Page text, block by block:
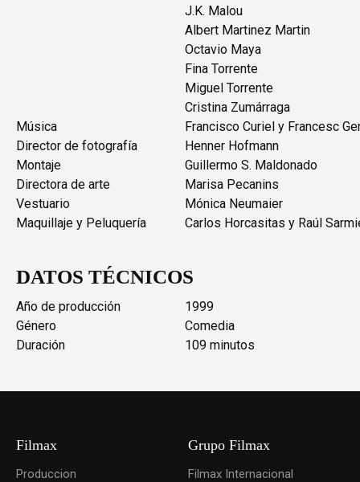
J.K. Malou
Albert Martinez Martin
Octavio Maya
Fina Torrente
Miguel Torrente
Cristina Zumárraga
Música
Francisco Curiel y Francesc
Director de fotografía
Henner Hofmann
Montaje
Guillermo S. Maldonado
Directora de arte
Marisa Pecanins
Vestuario
Mónica Neumaier
Maquillaje y Peluquería
Carlos Horcasitas y Raúl
DATOS TÉCNICOS
Año de producción
1999
Género
Comedia
Duración
109 minutos
Filmax
Produccion
Grupo Filmax
Filmax Internacional